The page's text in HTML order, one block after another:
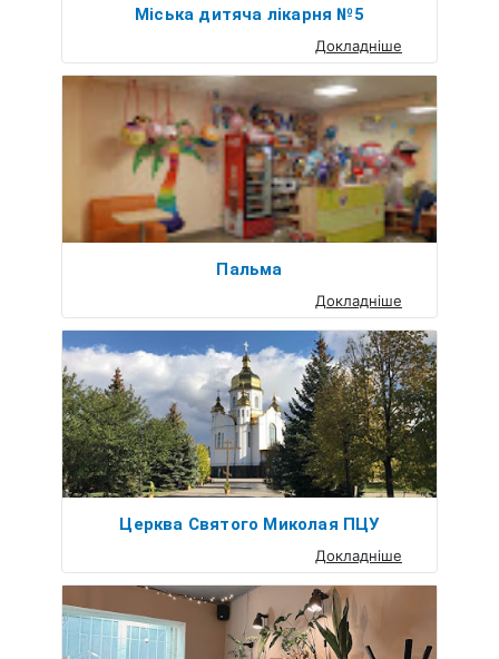
Міська дитяча лікарня №5
Докладніше
Пальма
Докладніше
Церква Святого Миколая ПЦУ
Докладніше